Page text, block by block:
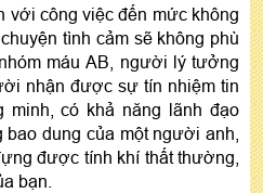
với công việc đến mức không
tình cảm sẽ không phù
máu AB, người lý tưởng
nhận được sự tín nhiệm tin
minh, có khả năng lãnh đạo
dung của một người anh,
được tính khí thất thường,
bạn.